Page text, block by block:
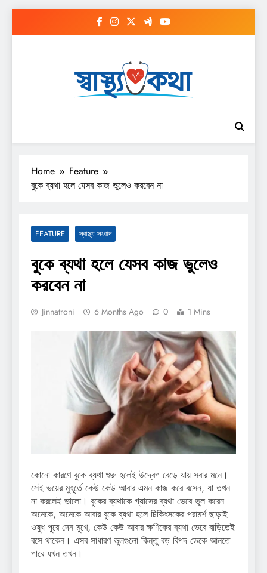
Home
Feature
বুকে ব্যথা হলে যেসব কাজ ভুলেও করবেন না
FEATURE স্বাস্থ্য সংবাদ
বুকে ব্যথা হলে যেসব কাজ ভুলেও
করবেন না
Jinnatroni 6 Months Ago 0 1 Mins
কোনো কারণে বুকে ব্যথা শুরু হলেই উদ্বেগ বেড়ে যায় সবার মনে।
সেই ভয়ের মুহূর্তে কেউ কেউ আবার এমন কাজ করে বসেন, যা তখন
না করলেই ভালো। বুকের ব্যথাকে গ্যাসের ব্যথা ভেবে ভুল করেন
অনেকে, অনেকে আবার বুকে ব্যথা হলে চিকিৎসকের পরামর্শ ছাড়াই
ওষুধ পুরে দেন মুখে, কেউ কেউ আবার ক্ষণিকের ব্যথা ভেবে বাড়িতেই
বসে থাকেন। এসব সাধারণ ভুলগুলো কিন্তু বড় বিপদ ডেকে আনতে
পারে যখন তখন।